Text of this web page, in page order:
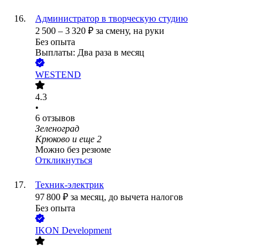
Администратор в творческую студию
2 500 – 3 320 ₽ за смену, на руки
Без опыта
Выплаты: Два раза в месяц
WESTEND
4.3
•
6 отзывов
Зеленоград
Крюково и еще 2
Можно без резюме
Откликнуться
Техник-электрик
97 800 ₽ за месяц, до вычета налогов
Без опыта
IKON Development